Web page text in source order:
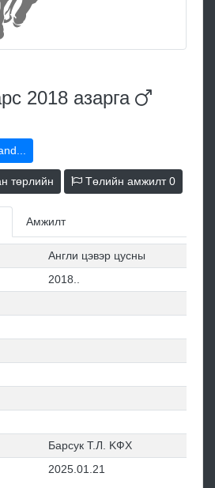
2018 азарга
төрлийн Төлийн амжилт0
Амжилт
Англи цэвэр цусны
2018..
Бapcук T.Л. KФХ
2025.01.21